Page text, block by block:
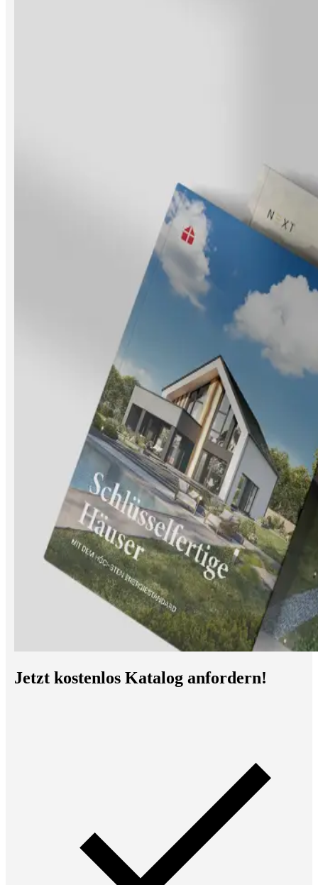
Jetzt kostenlos Katalog anfordern!